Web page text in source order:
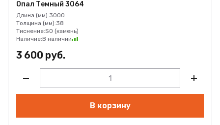
Опал Темный 3064
Длина (мм):3000
Толщина (мм):38
Тиснение:SO (камень)
Наличие:В наличии
3 600 руб.
В корзину